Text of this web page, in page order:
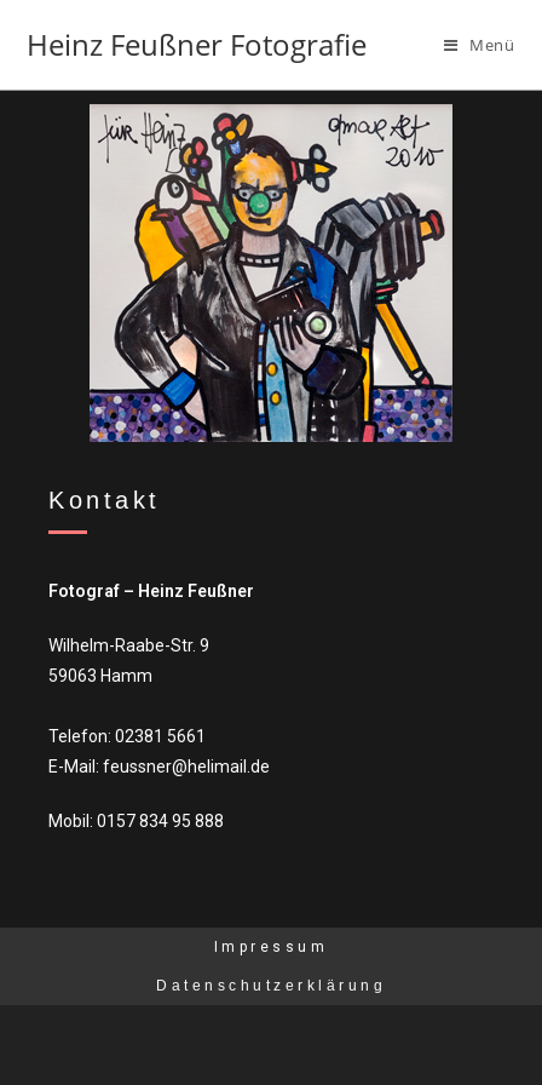
Heinz Feußner Fotografie Menü
Kontakt
Fotograf – Heinz Feußner
Wilhelm-Raabe-Str. 9
59063 Hamm
Telefon: 02381 5661
E-Mail: feussner@helimail.de
Mobil: 0157 834 95 888
Impressum
Datenschutzerklärung